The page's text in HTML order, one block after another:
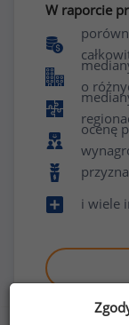
W raporcie
o
ocenę
i wiele